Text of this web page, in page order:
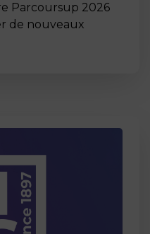
Parcoursup 2026
de nouveaux